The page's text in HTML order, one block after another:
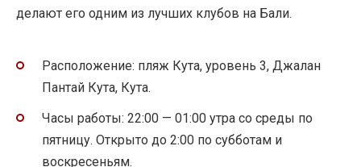
делают его одним из лучших клубов на Бали.
Расположение: пляж Кута, уровень 3, Джалан
Пантай Кута, Кута.
Часы работы: 22:00 — 01:00 утра со среды по
пятницу. Открыто до 2:00 по субботам и
воскресеньям.